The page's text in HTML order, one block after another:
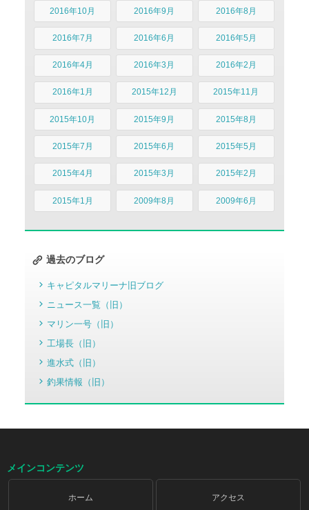
2016年10月 2016年9月 2016年8月
2016年7月 2016年6月 2016年5月
2016年4月 2016年3月 2016年2月
2016年1月 2015年12月 2015年11月
2015年10月 2015年9月 2015年8月
2015年7月 2015年6月 2015年5月
2015年4月 2015年3月 2015年2月
2015年1月 2009年8月 2009年6月
過去のブログ
キャピタルマリーナ旧ブログ
ニュース一覧（旧）
マリン一号（旧）
工場長（旧）
進水式（旧）
釣果情報（旧）
メインコンテンツ
ホーム アクセス